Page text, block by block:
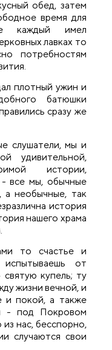
обед, затем
время для
каждый имел
лавках то
потребностям
плотный ужин и
батюшки
сразу же
слушатели, мы и
удивительной,
истории,
все мы, обычные
а необычные, так
история
нашего храма
то счастье и
от
купель; ту
жизни вечной, и
и покой, а также
- под Покровом
нас, бесспорно,
случаются свои